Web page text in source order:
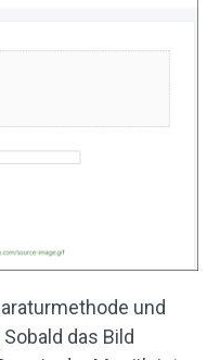
und
Sobald das Bild